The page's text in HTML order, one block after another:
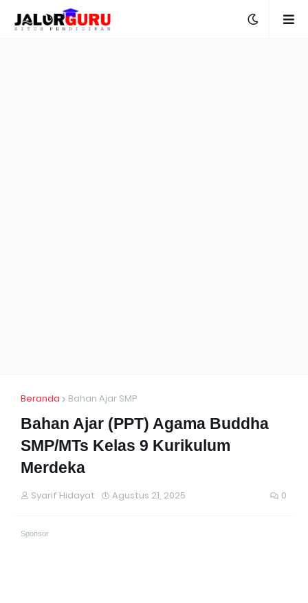
Beranda Bahan Ajar SMP
Bahan Ajar (PPT) Agama Buddha
SMP/MTs Kelas 9 Kurikulum
Merdeka
Syarif Hidayat Agustus 21, 2025 0
Sponsor